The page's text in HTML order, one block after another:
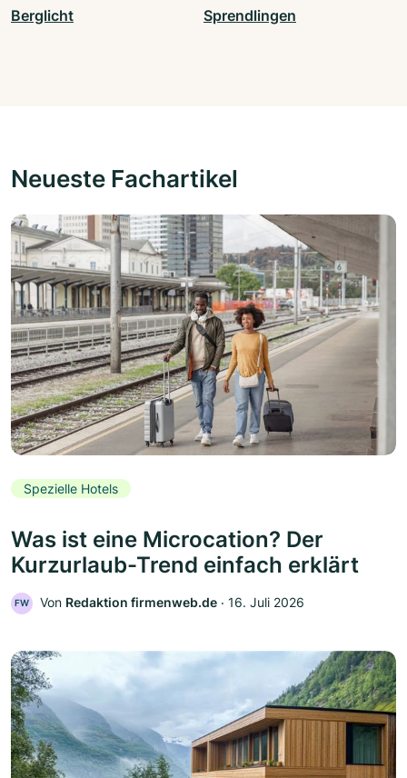
Berglicht Sprendlingen
Neueste Fachartikel
Spezielle Hotels
Was ist eine Microcation? Der
Kurzurlaub-Trend einfach erklärt
FW Von Redaktion firmenweb.de ‧ 16. Juli 2026